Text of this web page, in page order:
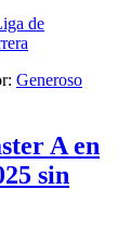
Generoso
A en
sin